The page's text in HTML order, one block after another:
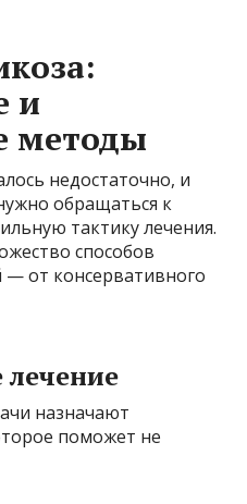
и
методы
недостаточно, и
обращаться к
тактику лечения.
способов
— от консервативного
лечение
назначают
поможет не